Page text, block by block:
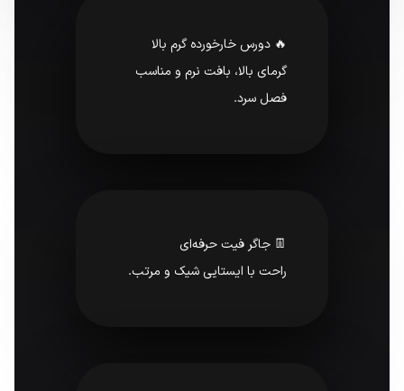
🔥 دورس خارخورده گرم بالا
گرمای بالا، بافت نرم و مناسب
فصل سرد.
👖 جاگر فیت حرفه‌ای
راحت با ایستایی شیک و مرتب.